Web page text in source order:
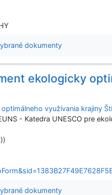
dokumenty
ekologicky
využívania krajiny
- Katedra UNESCO pre
dokumenty